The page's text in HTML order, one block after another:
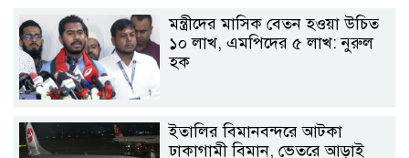
মন্ত্রীদের মাসিক বেতন হওয়া উচিত
১০ লাখ, এমপিদের ৫ লাখ: নুরুল
হক
ইতালির বিমানবন্দরে আটকা
ঢাকাগামী বিমান, ভেতরে আড়াই